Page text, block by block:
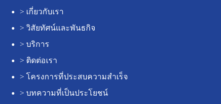
> เกี่ยวกับเรา
> วิสัยทัศน์และพันธกิจ
> บริการ
> ติดต่อเรา
> โครงการที่ประสบความสำเร็จ
> บทความที่เป็นประโยชน์